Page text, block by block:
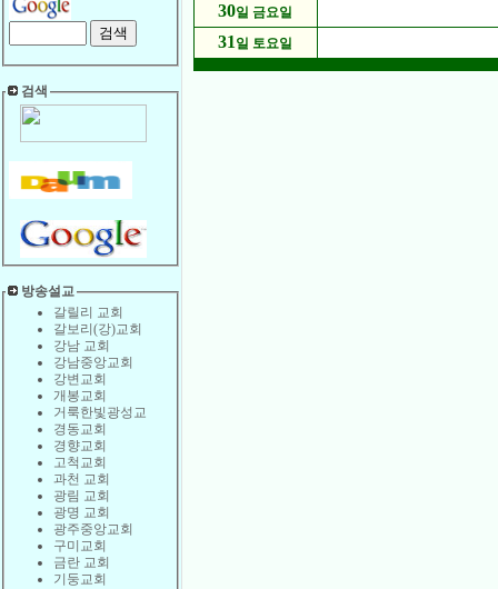
검색
방송설교
갈릴리 교회
갈보리(강)교회
강남 교회
강남중앙교회
강변교회
개봉교회
거룩한빛광성교
경동교회
경향교회
고척교회
과천 교회
광림 교회
광명 교회
광주중앙교회
구미교회
금란 교회
기둥교회
30일 금요일
31 일 토요일